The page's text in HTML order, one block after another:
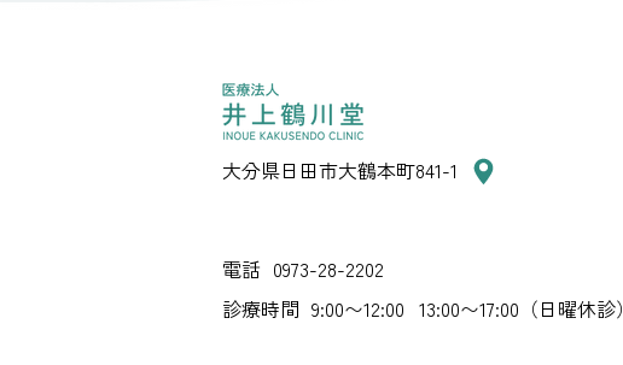
大分県日田市大鶴本町841-1
電話 0973-28-2202
診療時間 9:00〜12:00 13:00〜17:00（日曜休診）